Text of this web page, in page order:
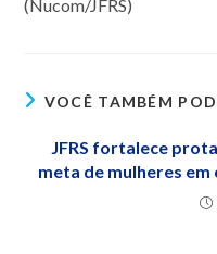
(Nucom/JFRS)
VOCÊ TAMBÉM
JFRS fortalece
meta de mulheres em